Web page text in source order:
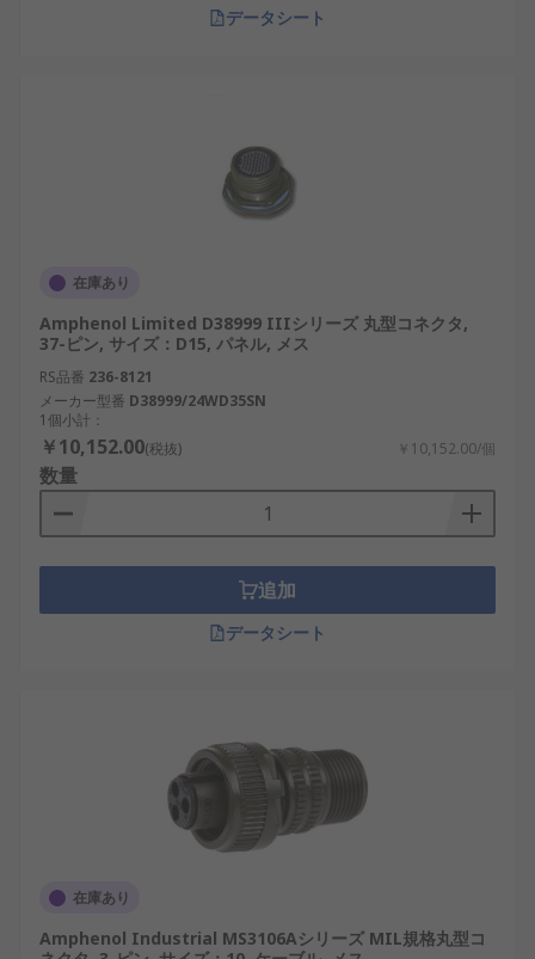
データシート
在庫あり
Amphenol Limited D38999 IIIシリーズ 丸型コネクタ,
37-ピン, サイズ：D15, パネル, メス
RS品番 236-8121
メーカー型番 D38999/24WD35SN
1個小計：
￥10,152.00(税抜) ￥10,152.00/個
数量
追加
データシート
在庫あり
Amphenol Industrial MS3106Aシリーズ MIL規格丸型コ